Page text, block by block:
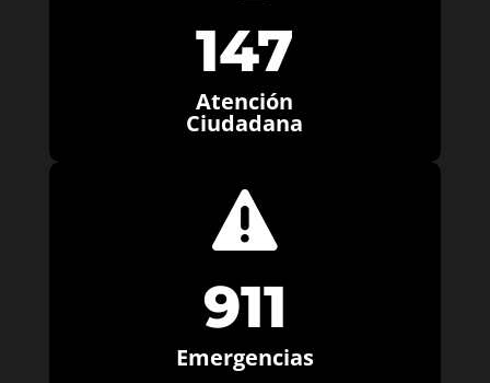
147
Atención
Ciudadana

911
Emergencias